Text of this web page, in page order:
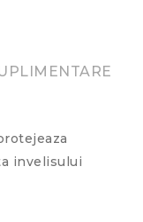
invelisului